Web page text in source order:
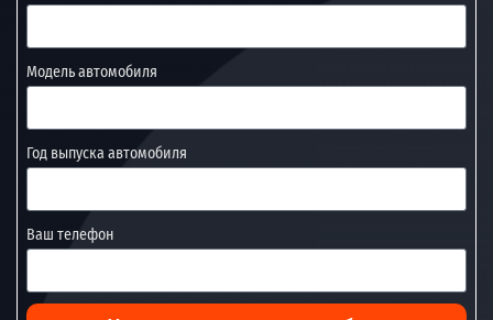
Модель автомобиля
Год выпуска автомобиля
Ваш телефон